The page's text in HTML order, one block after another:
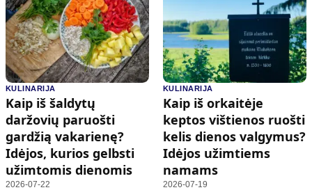
KULINARIJA
Kaip iš šaldytų
daržovių paruošti
gardžią vakarienę?
Idėjos, kurios gelbsti
užimtomis dienomis
2026-07-22
KULINARIJA
Kaip iš orkaitėje
keptos vištienos ruošti
kelis dienos valgymus?
Idėjos užimtiems
namams
2026-07-19